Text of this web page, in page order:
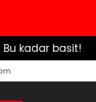
kadar basit!